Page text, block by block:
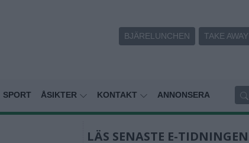
BJÄRELUNCHEN TAKE AWAY
SPORT ÅSIKTER KONTAKT ANNONSERA
LÄS SENASTE E-TIDNINGEN